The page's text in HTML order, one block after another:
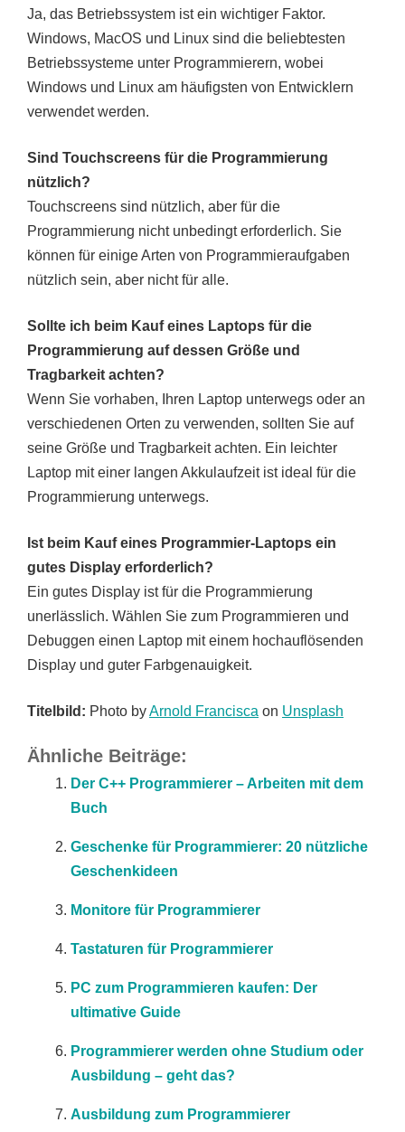
Ja, das Betriebssystem ist ein wichtiger Faktor.
Windows, MacOS und Linux sind die beliebtesten
Betriebssysteme unter Programmierern, wobei
Windows und Linux am häufigsten von Entwicklern
verwendet werden.
Sind Touchscreens für die Programmierung
nützlich?
Touchscreens sind nützlich, aber für die
Programmierung nicht unbedingt erforderlich. Sie
können für einige Arten von Programmieraufgaben
nützlich sein, aber nicht für alle.
Sollte ich beim Kauf eines Laptops für die
Programmierung auf dessen Größe und
Tragbarkeit achten?
Wenn Sie vorhaben, Ihren Laptop unterwegs oder an
verschiedenen Orten zu verwenden, sollten Sie auf
seine Größe und Tragbarkeit achten. Ein leichter
Laptop mit einer langen Akkulaufzeit ist ideal für die
Programmierung unterwegs.
Ist beim Kauf eines Programmier-Laptops ein
gutes Display erforderlich?
Ein gutes Display ist für die Programmierung
unerlässlich. Wählen Sie zum Programmieren und
Debuggen einen Laptop mit einem hochauflösenden
Display und guter Farbgenauigkeit.
Titelbild: Photo byArnold Francisca on Unsplash
Ähnliche Beiträge:
Der C++ Programmierer – Arbeiten mit dem
Buch
Geschenke für Programmierer: 20 nützliche
Geschenkideen
Monitore für Programmierer
Tastaturen für Programmierer
PC zum Programmieren kaufen: Der
ultimative Guide
Programmierer werden ohne Studium oder
Ausbildung – geht das?
Ausbildung zum Programmierer